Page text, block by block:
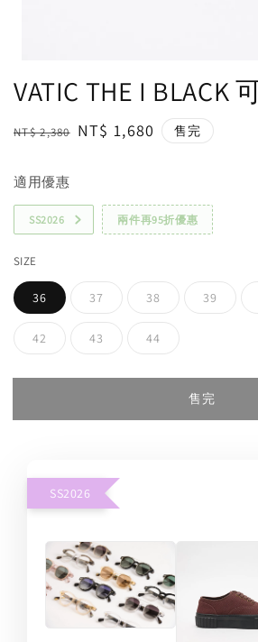
VATIC THE I BLACK
Regular
NT$ 2,380 Sale
NT$ 1,680 售完
適用優惠
SS2026 兩件再95折優惠
SIZE
36 37 38 39
42 43 44
售完
SS2026